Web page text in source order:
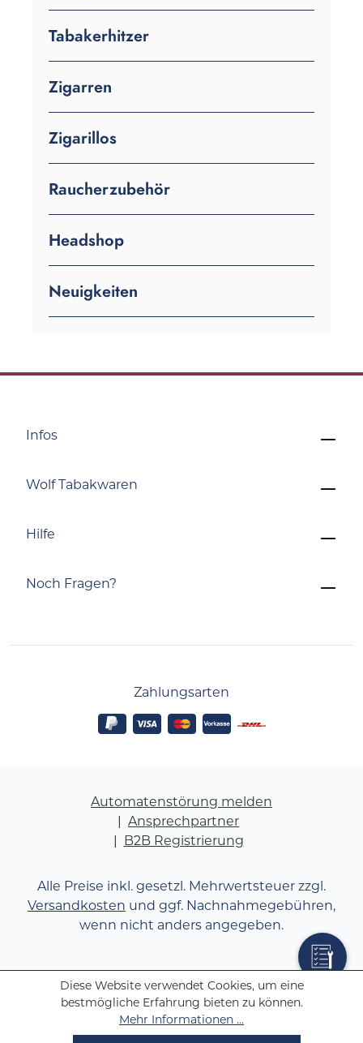
Tabakerhitzer
Zigarren
Zigarillos
Raucherzubehör
Headshop
Neuigkeiten
Noch Fragen?
Infos
Wolf Tabakwaren
Hilfe
Zahlungsarten
Automatenstörung melden
Ansprechpartner
B2B Registrierung
Alle Preise inkl. gesetzl. Mehrwertsteuer zzgl.
Versandkosten und ggf. Nachnahmegebühren,
wenn nicht anders angegeben.
Diese Website verwendet Cookies, um eine
bestmögliche Erfahrung bieten zu können.
Mehr Informationen ...